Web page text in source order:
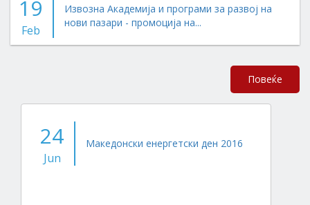
19
Feb
Извозна Академија и програми за развој на
нови пазари - промоција на...
Повеќе
24
Jun
Македонски енергетски ден 2016